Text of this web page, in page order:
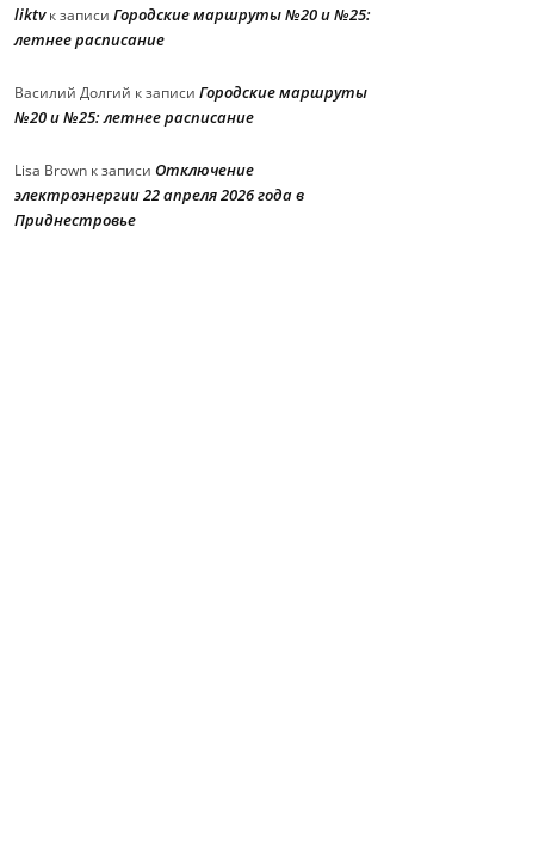
liktvк записи Городские маршруты №20 и №25:
летнее расписание
Василий Долгий к записи Городские маршруты
№20 и №25: летнее расписание
Lisa Brown к записи Отключение
электроэнергии 22 апреля 2026 года в
Приднестровье